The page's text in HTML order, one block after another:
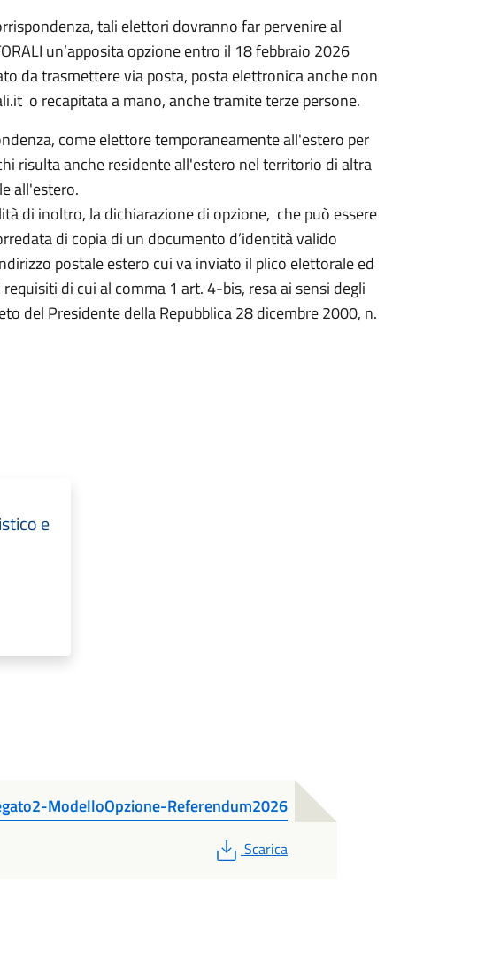
tali elettori dovranno far pervenire al
un’apposita opzione entro il 18 febbraio 2026
da trasmettere via posta, posta elettronica anche non
o recapitata a mano, anche tramite terze persone.
come elettore temporaneamente all'estero per
risulta anche residente all'estero nel territorio di altra
all'estero.
di inoltro, la dichiarazione di opzione, che può essere
di copia di un documento d’identità valido
postale estero cui va inviato il plico elettorale ed
di cui al comma 1 art. 4-bis, resa ai sensi degli
del Presidente della Repubblica 28 dicembre 2000, n.
e
ModelloOpzione-Referendum2026
PDF
Scarica